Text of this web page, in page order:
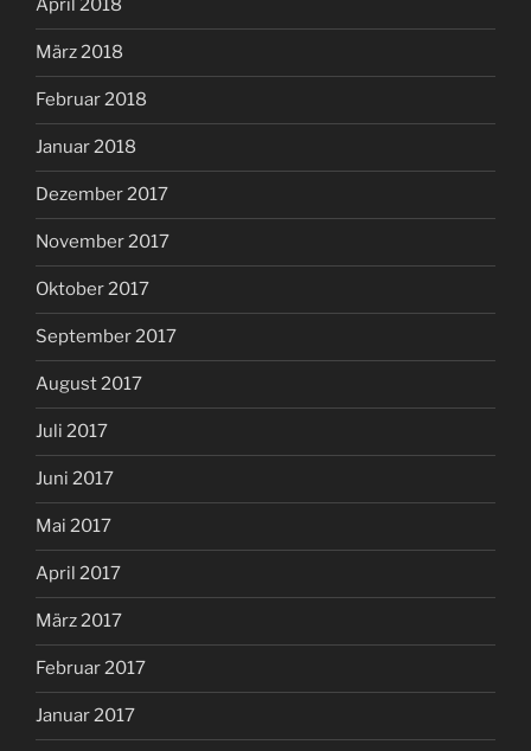
April 2018
März 2018
Februar 2018
Januar 2018
Dezember 2017
November 2017
Oktober 2017
September 2017
August 2017
Juli 2017
Juni 2017
Mai 2017
April 2017
März 2017
Februar 2017
Januar 2017